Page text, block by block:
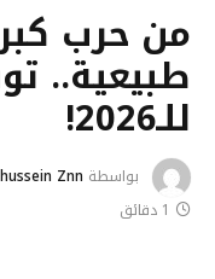
من حرب
طبيعية..
للـ2026!
بواسطة hussein Znn
1 دقائق